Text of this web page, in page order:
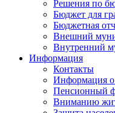
Решения по
Бюджет для
Бюджетная
Внешний
Внутренний
Информация
Контакты
Информация о
Пенсионный
Вниманию